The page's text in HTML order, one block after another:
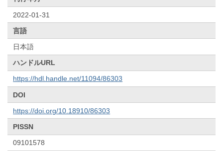
2022-01-31
言語
日本語
ハンドルURL
https://hdl.handle.net/11094/86303
DOI
https://doi.org/10.18910/86303
PISSN
09101578